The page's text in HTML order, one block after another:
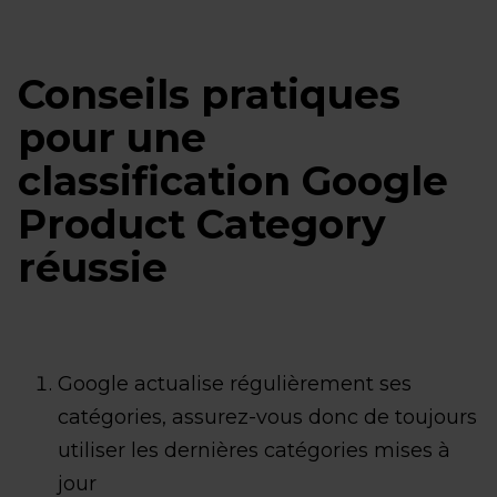
Conseils pratiques
pour une
classification Google
Product Category
réussie
Google actualise régulièrement ses
catégories, assurez-vous donc de toujours
utiliser les dernières catégories mises à
jour